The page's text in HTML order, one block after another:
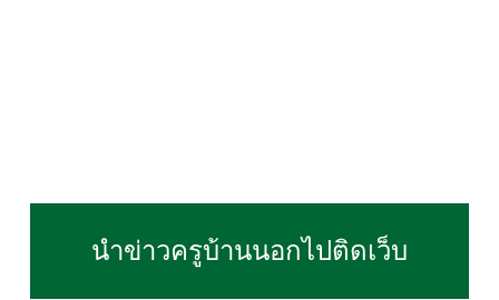
นำข่าวครูบ้านนอกไปติดเว็บ